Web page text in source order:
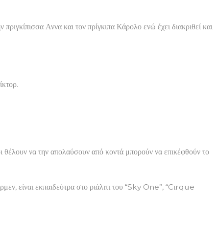
Αννα και τον πρίγκιπα Κάρολο ενώ έχει διακριθεί και
θέλουν να την απολαύσουν από κοντά μπορούν να επικέφθούν το
είναι εκπαιδεύτρα στο ριάλιτι του “Sky One”, “Cιrque